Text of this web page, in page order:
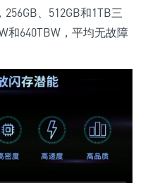
、512GB和1TB三
和640TBW，平均无故障